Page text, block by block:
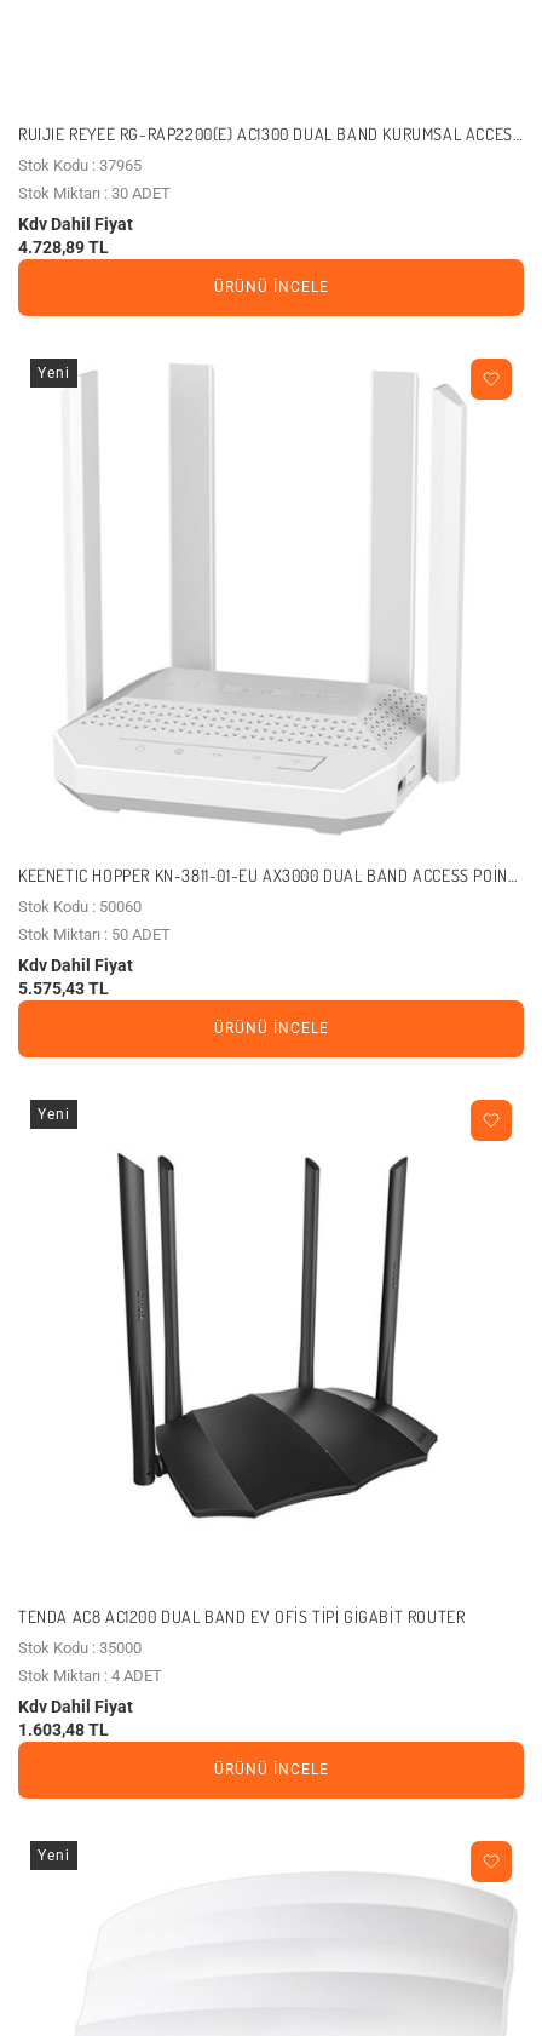
RUIJIE REYEE RG-RAP2200(E) AC1300 DUAL BAND KURUMSAL ACCESS
POINT POE (ADAPTÖR YOK)
Stok Kodu : 37965
Stok Miktarı : 30 ADET
Kdv Dahil Fiyat
4.728,89 TL
ÜRÜNÜ İNCELE
Yeni
KEENETIC HOPPER KN-3811-01-EU AX3000 DUAL BAND ACCESS POINT
VPN,FIBER ROUTER
Stok Kodu : 50060
Stok Miktarı : 50 ADET
Kdv Dahil Fiyat
5.575,43 TL
ÜRÜNÜ İNCELE
Yeni
TENDA AC8 AC1200 DUAL BAND EV OFIS TIPI GIGABIT ROUTER
Stok Kodu : 35000
Stok Miktarı : 4 ADET
Kdv Dahil Fiyat
1.603,48 TL
ÜRÜNÜ İNCELE
Yeni